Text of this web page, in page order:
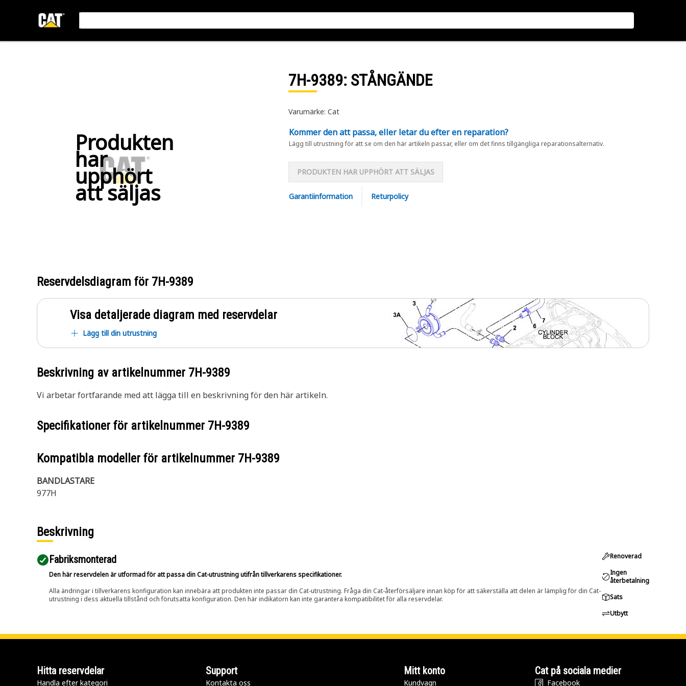
Produkten
har
upphört
att säljas
7H-9389: STÅNGÄNDE
Varumärke: Cat
Kommer den att passa, eller letar du efter en reparation?
Lägg till utrustning för att se om den här artikeln passar, eller om det finns tillgängliga reparationsalternativ.
PRODUKTEN HAR UPPHÖRT ATT SÄLJAS
Garantiinformation Returpolicy
Reservdelsdiagram för 7H-9389
Visa detaljerade diagram med reservdelar
Lägg till din utrustning
Beskrivning av artikelnummer 7H-9389
Vi arbetar fortfarande med att lägga till en beskrivning för den här artikeln.
Specifikationer för artikelnummer 7H-9389
Kompatibla modeller för artikelnummer 7H-9389
BANDLASTARE
977H
Beskrivning
Fabriksmonterad
Den här reservdelen är utformad för att passa din Cat-utrustning utifrån tillverkarens specifikationer.
Alla ändringar i tillverkarens konfiguration kan innebära att produkten inte passar din Cat-utrustning. Fråga din Cat-återförsäljare innan köp för att säkerställa att delen är lämplig för din Cat-
utrustning i dess aktuella tillstånd och förutsatta konfiguration. Den här indikatorn kan inte garantera kompatibilitet för alla reservdelar.
Renoverad
Ingen
återbetalning
Sats
Utbytt
Hitta reservdelar
Handla efter kategori
Support
Kontakta oss
Mitt konto
Kundvagn
Cat på sociala medier
Facebook